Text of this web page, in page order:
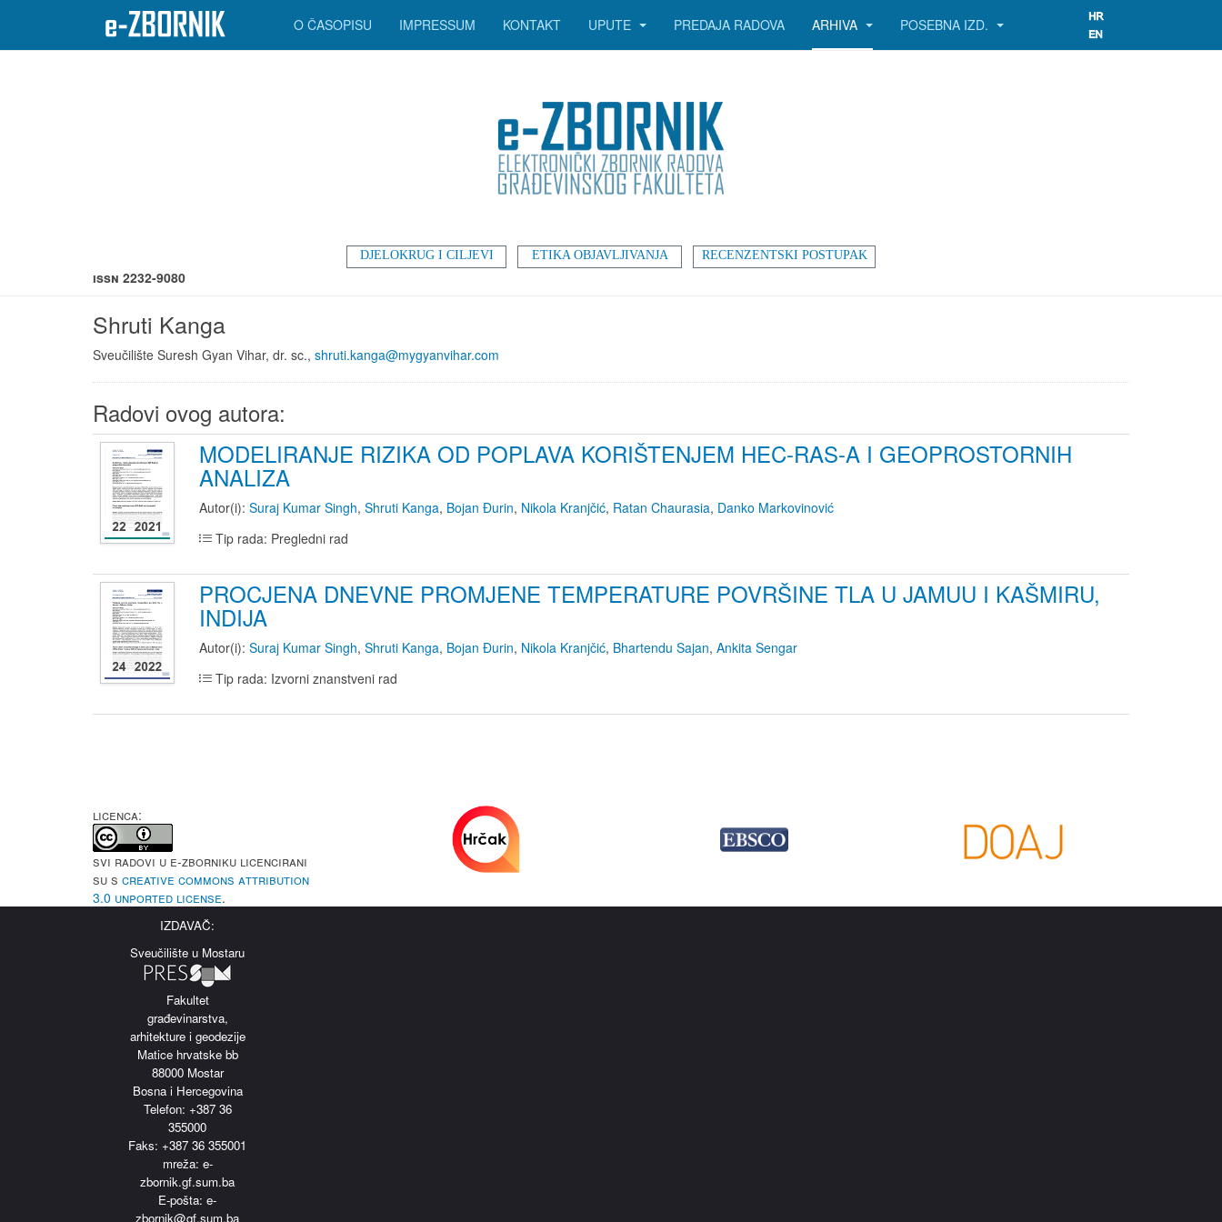
DJELOKRUG I CILJEVI ETIKA OBJAVLJIVANJA RECENZENTSKI POSTUPAK
O ČASOPISU IMPRESSUM KONTAKT UPUTE PREDAJA RADOVA ARHIVA POSEBNA IZD.
ISSN 2232-9080
Shruti Kanga
Sveučilište Suresh Gyan Vihar, dr. sc., shruti.kanga@mygyanvihar.com
Radovi ovog autora:
MODELIRANJE RIZIKA OD POPLAVA KORIŠTENJEM HEC-RAS-A I GEOPROSTORNIH
ANALIZA
Autor(i): Suraj Kumar Singh, Shruti Kanga, Bojan Đurin, Nikola Kranjčić, Ratan Chaurasia, Danko Markovinović
Tip rada: Pregledni rad
PROCJENA DNEVNE PROMJENE TEMPERATURE POVRŠINE TLA U JAMUU I KAŠMIRU,
INDIJA
Autor(i): Suraj Kumar Singh, Shruti Kanga, Bojan Đurin, Nikola Kranjčić, Bhartendu Sajan, Ankita Sengar
Tip rada: Izvorni znanstveni rad
LICENCA:
Svi radovi u e-Zborniku licencirani
su s Creative Commons Attribution
3.0 Unported License.
IZDAVAČ:
Sveučilište u Mostaru
Fakultet
građevinarstva,
arhitekture i geodezije
Matice hrvatske bb
88000 Mostar
Bosna i Hercegovina
Telefon: +387 36
355000
Faks: +387 36 355001
mreža: e-
zbornik.gf.sum.ba
E-pošta: e-
zbornik@gf.sum.ba